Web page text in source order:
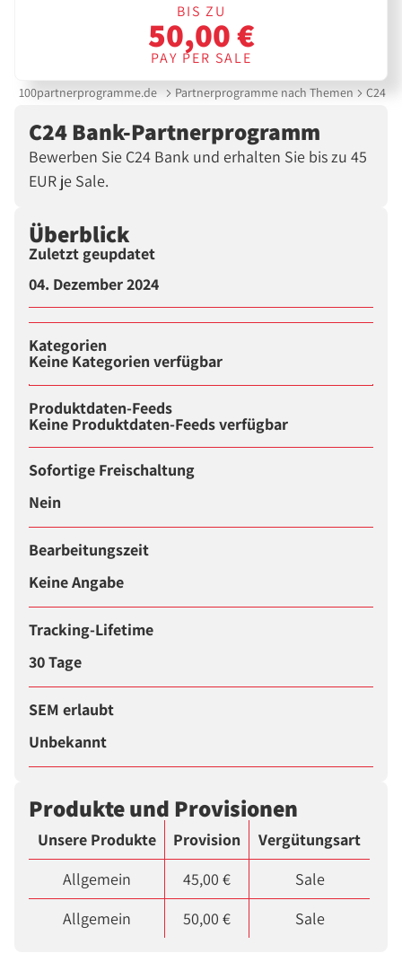
BIS ZU
50,00 €
PAY PER SALE
100partnerprogramme.de Partnerprogramme nach Themen C24
C24 Bank-Partnerprogramm
Bewerben Sie C24 Bank und erhalten Sie bis zu 45
EUR je Sale.
Überblick
Zuletzt geupdatet
04. Dezember 2024
Kategorien
Keine Kategorien verfügbar
Produktdaten-Feeds
Keine Produktdaten-Feeds verfügbar
Sofortige Freischaltung
Nein
Bearbeitungszeit
Keine Angabe
Tracking-Lifetime
30 Tage
SEM erlaubt
Unbekannt
Produkte und Provisionen
Unsere Produkte Provision
Vergütungsart
Allgemein
45,00 €
Sale
Allgemein
50,00 € Sale